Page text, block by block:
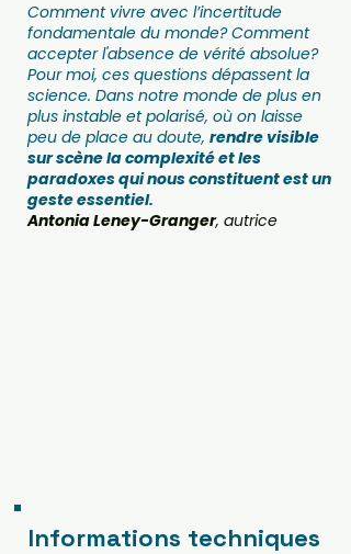
Comment vivre avec l’incertitude
fondamentale du monde? Comment
accepter l'absence de vérité absolue?
Pour moi, ces questions dépassent la
science. Dans notre monde de plus en
plus instable et polarisé, où on laisse
peu de place au doute, rendre visible
sur scène la complexité et les
paradoxes qui nous constituent est un
geste essentiel.
Antonia Leney-Granger, autrice
Informations techniques